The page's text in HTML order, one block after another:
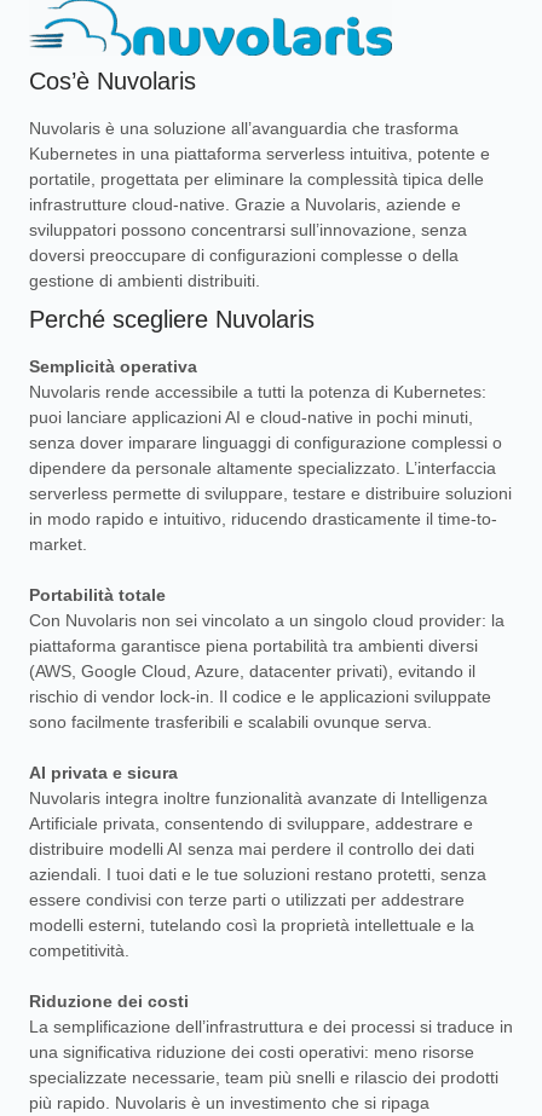
Cos’è Nuvolaris
Nuvolaris è una soluzione all’avanguardia che trasforma
Kubernetes in una piattaforma serverless intuitiva, potente e
portatile, progettata per eliminare la complessità tipica delle
infrastrutture cloud-native. Grazie a Nuvolaris, aziende e
sviluppatori possono concentrarsi sull’innovazione, senza
doversi preoccupare di configurazioni complesse o della
gestione di ambienti distribuiti.
Perché scegliere Nuvolaris
Semplicità operativa
Nuvolaris rende accessibile a tutti la potenza di Kubernetes:
puoi lanciare applicazioni AI e cloud-native in pochi minuti,
senza dover imparare linguaggi di configurazione complessi o
dipendere da personale altamente specializzato. L’interfaccia
serverless permette di sviluppare, testare e distribuire soluzioni
in modo rapido e intuitivo, riducendo drasticamente il time-to-
market.
Portabilità totale
Con Nuvolaris non sei vincolato a un singolo cloud provider: la
piattaforma garantisce piena portabilità tra ambienti diversi
(AWS, Google Cloud, Azure, datacenter privati), evitando il
rischio di vendor lock-in. Il codice e le applicazioni sviluppate
sono facilmente trasferibili e scalabili ovunque serva.
AI privata e sicura
Nuvolaris integra inoltre funzionalità avanzate di Intelligenza
Artificiale privata, consentendo di sviluppare, addestrare e
distribuire modelli AI senza mai perdere il controllo dei dati
aziendali. I tuoi dati e le tue soluzioni restano protetti, senza
essere condivisi con terze parti o utilizzati per addestrare
modelli esterni, tutelando così la proprietà intellettuale e la
competitività.
Riduzione dei costi
La semplificazione dell’infrastruttura e dei processi si traduce in
una significativa riduzione dei costi operativi: meno risorse
specializzate necessarie, team più snelli e rilascio dei prodotti
più rapido. Nuvolaris è un investimento che si ripaga